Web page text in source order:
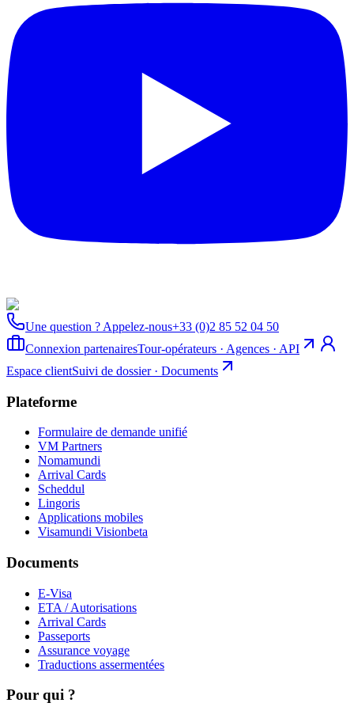
Une question ? Appelez-nous+33 (0)2 85 52 04 50
Connexion partenairesTour-opérateurs · Agences · API
Espace clientSuivi de dossier · Documents
Plateforme
Formulaire de demande unifié
VM Partners
Nomamundi
Arrival Cards
Scheddul
Lingoris
Applications mobiles
Visamundi Visionbeta
Documents
E-Visa
ETA / Autorisations
Arrival Cards
Passeports
Assurance voyage
Traductions assermentées
Pour qui ?